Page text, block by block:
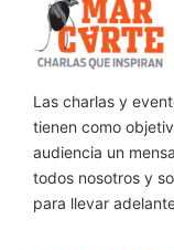
Las charlas y
tienen como
audiencia un
todos nosotros y
para llevar